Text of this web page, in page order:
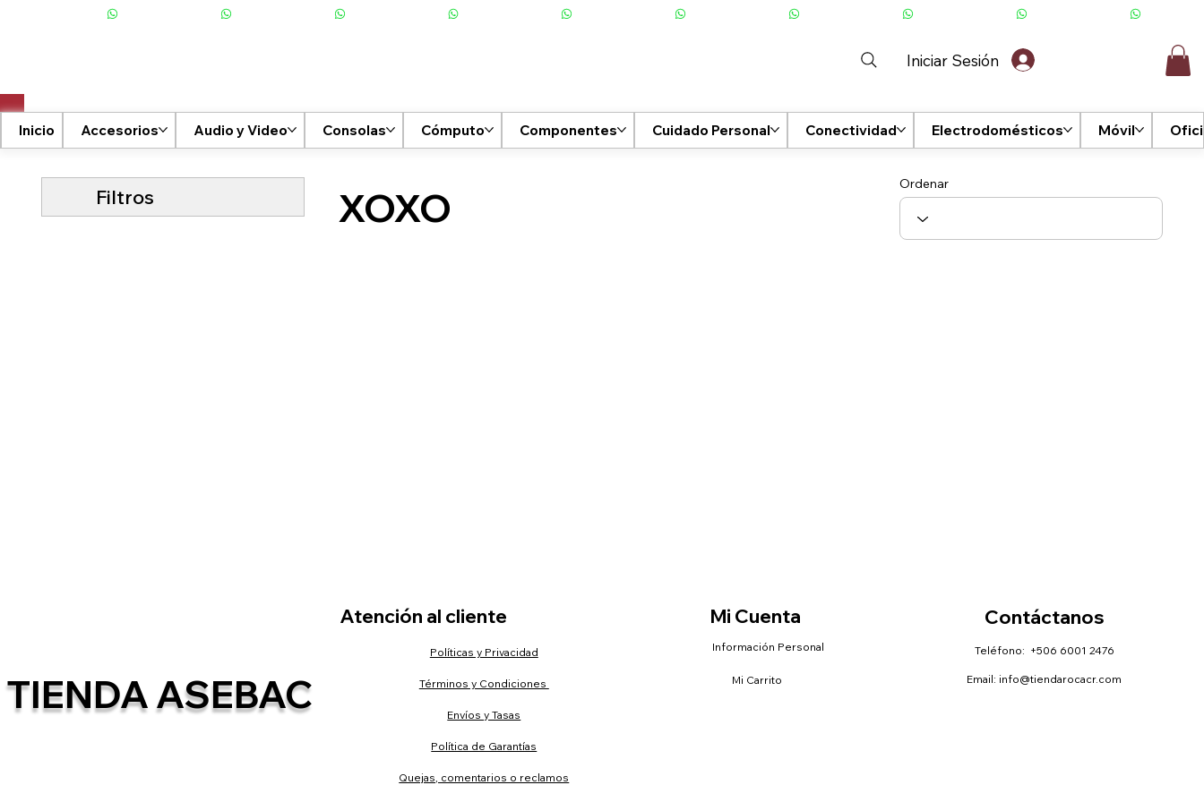
Iniciar Sesión
Inicio Accesorios Audio y Video Consolas Cómputo Componentes Cuidado Personal Conectividad Electrodomésticos Móvil
XOXO
Filtros
Ordenar
TIENDA ASEBAC
Atención al cliente
Políticas y Privacidad
Términos y Condiciones
Envíos y Tasas
Política de Garantías
Quejas, comentarios o reclamos
Mi Cuenta
Información Personal
Mi Carrito
Contáctanos
Teléfono: +506 6001 2476
Email: info@tiendarocacr.com